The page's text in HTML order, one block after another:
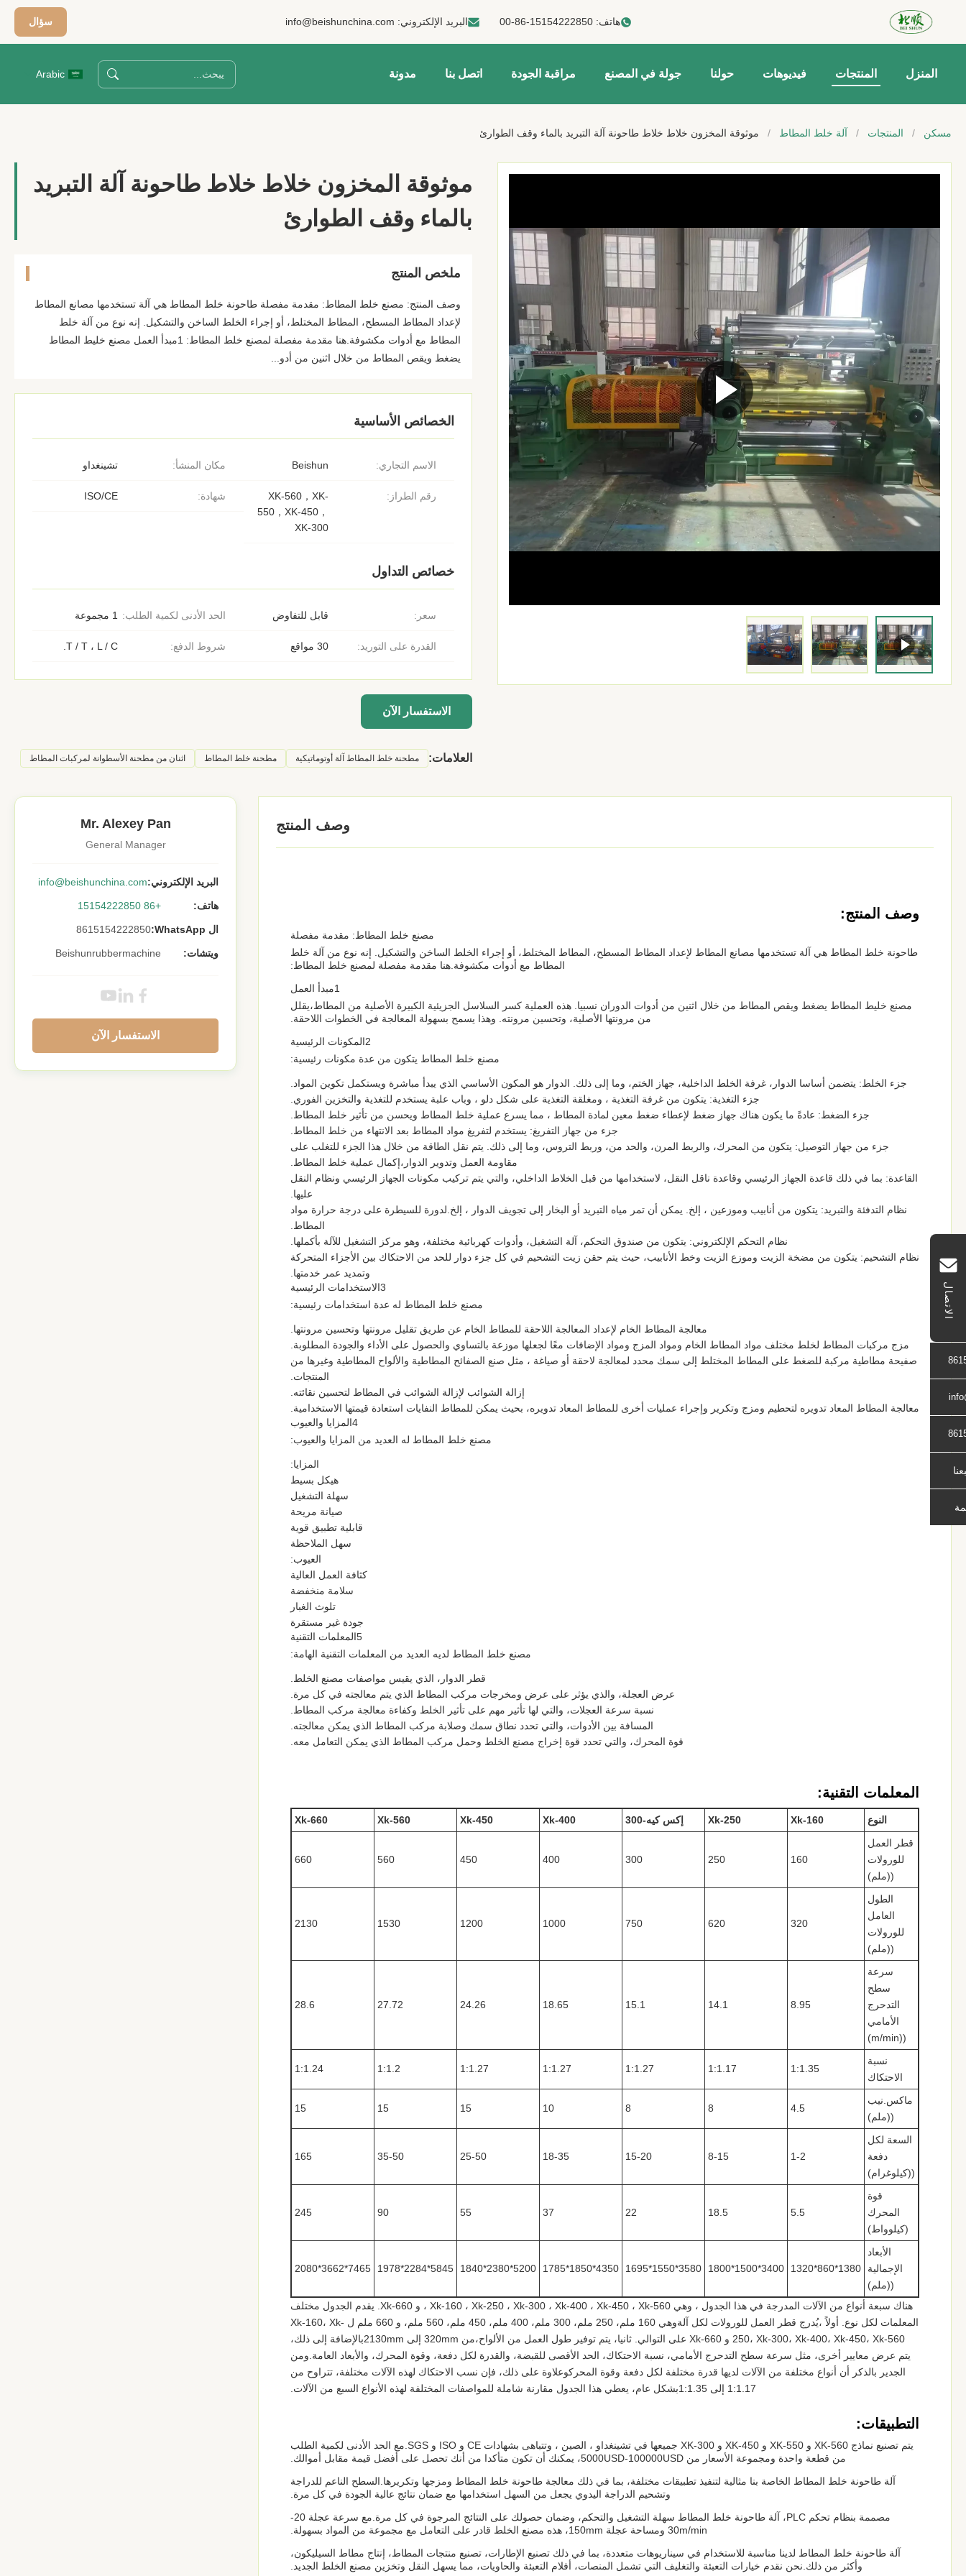
هاتف:00-86-15154222850 البريد الإلكتروني: info@beishunchina.com سؤال
المنزل المنتجات فيديوهات حولنا جولة في المصنع مراقبة الجودة اتصل بنا مدونة Arabic
الاتصال
مسكن / المنتجات / آلة خلط المطاط / موثوقة المخزون خلاط خلاط طاحونة آلة التبريد بالماء وقف الطوارئ
موثوقة المخزون خلاط خلاط طاحونة آلة التبريد
بالماء وقف الطوارئ
ملخص المنتج
وصف المنتج: مصنع خلط المطاط: مقدمة مفصلة طاحونة خلط المطاط هي آلة تستخدمها مصانع المطاط
لإعداد المطاط المسطح، المطاط المختلط، أو إجراء الخلط الساخن والتشكيل. إنه نوع من آلة خلط
المطاط مع أدوات مكشوفة.هنا مقدمة مفصلة لمصنع خلط المطاط: 1مبدأ العمل مصنع خليط المطاط
يضغط ويقص المطاط من خلال اثنين من أدو...
الخصائص الأساسية
مكان المنشأ: تشينغداو الاسم التجاري: Beishun
شهادة: ISO/CE رقم الطراز:
XK-560，XK-
550，XK-450，
XK-300
خصائص التداول
الحد الأدنى لكمية الطلب: 1 مجموعة سعر: قابل للتفاوض
شروط الدفع: T / T ، L / C. القدرة على التوريد: 30 مواقع
الاستفسار الآن
العلامات: مطحنة خلط المطاط آلة أوتوماتيكية مطحنة خلط المطاط اثنان من مطحنة الأسطوانة لمركبات المطاط
وصف المنتج
وصف المنتج:
مصنع خلط المطاط: مقدمة مفصلة
طاحونة خلط المطاط هي آلة تستخدمها مصانع المطاط لإعداد المطاط المسطح، المطاط المختلط، أو إجراء الخلط الساخن والتشكيل. إنه نوع من آلة خلط
المطاط مع أدوات مكشوفة.هنا مقدمة مفصلة لمصنع خلط المطاط:
1مبدأ العمل
مصنع خليط المطاط يضغط ويقص المطاط من خلال اثنين من أدوات الدوران نسبيا. هذه العملية كسر السلاسل الجزيئية الكبيرة الأصلية من المطاط،يقلل
من مرونتها الأصلية، وتحسين مرونته. وهذا يسمح بسهولة المعالجة في الخطوات اللاحقة.
2المكونات الرئيسية
مصنع خلط المطاط يتكون من عدة مكونات رئيسية:
جزء الخلط: يتضمن أساسا الدوار، غرفة الخلط الداخلية، جهاز الختم، وما إلى ذلك. الدوار هو المكون الأساسي الذي يبدأ مباشرة ويستكمل تكوين المواد.
جزء التغذية: يتكون من غرفة التغذية ، ومغلقة التغذية على شكل دلو ، وباب علبة يستخدم للتغذية والتخزين الفوري.
جزء الضغط: عادةً ما يكون هناك جهاز ضغط لإعطاء ضغط معين لمادة المطاط ، مما يسرع عملية خلط المطاط ويحسن من تأثير خلط المطاط.
جزء من جهاز التفريغ: يستخدم لتفريغ مواد المطاط بعد الانتهاء من خلط المطاط.
جزء من جهاز التوصيل: يتكون من المحرك، والربط المرن، والحد من، وربط التروس، وما إلى ذلك. يتم نقل الطاقة من خلال هذا الجزء للتغلب على
مقاومة العمل وتدوير الدوار،إكمال عملية خلط المطاط.
القاعدة: بما في ذلك قاعدة الجهاز الرئيسي وقاعدة ناقل النقل، لاستخدامها من قبل الخلاط الداخلي، والتي يتم تركيب مكونات الجهاز الرئيسي ونظام النقل
عليها.
نظام التدفئة والتبريد: يتكون من أنابيب وموزعين ، إلخ. يمكن أن تمر مياه التبريد أو البخار إلى تجويف الدوار ، إلخ.لدورة للسيطرة على درجة حرارة مواد
المطاط.
نظام التحكم الإلكتروني: يتكون من صندوق التحكم، آلة التشغيل، وأدوات كهربائية مختلفة، وهو مركز التشغيل للآلة بأكملها.
نظام التشحيم: يتكون من مضخة الزيت وموزع الزيت وخط الأنابيب، حيث يتم حقن زيت التشحيم في كل جزء دوار للحد من الاحتكاك بين الأجزاء المتحركة
وتمديد عمر خدمتها.
3الاستخدامات الرئيسية
مصنع خلط المطاط له عدة استخدامات رئيسية:
معالجة المطاط الخام لإعداد المعالجة اللاحقة للمطاط الخام عن طريق تقليل مرونتها وتحسين مرونتها.
مزج مركبات المطاط لخلط مختلف مواد المطاط الخام ومواد المزج ومواد الإضافات معًا لجعلها موزعة بالتساوي والحصول على الأداء والجودة المطلوبة.
صفيحة مطاطية مركبة للضغط على المطاط المختلط إلى سمك محدد لمعالجة لاحقة أو صياغة ، مثل صنع الصفائح المطاطية والألواح المطاطية وغيرها من
المنتجات.
إزالة الشوائب لإزالة الشوائب في المطاط لتحسين نقائته.
معالجة المطاط المعاد تدويره لتحطيم ومزج وتكرير وإجراء عمليات أخرى للمطاط المعاد تدويره، بحيث يمكن للمطاط النفايات استعادة قيمتها الاستخدامية.
4المزايا والعيوب
مصنع خلط المطاط له العديد من المزايا والعيوب:
المزايا:
هيكل بسيط
سهلة التشغيل
صيانة مريحة
قابلية تطبيق قوية
سهل الملاحظة
العيوب:
كثافة العمل العالية
سلامة منخفضة
تلوث الغبار
جودة غير مستقرة
5المعلمات التقنية
مصنع خلط المطاط لديه العديد من المعلمات التقنية الهامة:
قطر الدوار، الذي يقيس مواصفات مصنع الخلط.
عرض العجلة، والذي يؤثر على عرض ومخرجات مركب المطاط الذي يتم معالجته في كل مرة.
نسبة سرعة العجلات، والتي لها تأثير مهم على تأثير الخلط وكفاءة معالجة مركب المطاط.
المسافة بين الأدوات، والتي تحدد نطاق سمك وصلابة مركب المطاط الذي يمكن معالجته.
قوة المحرك، والتي تحدد قوة إخراج مصنع الخلط وحمل مركب المطاط الذي يمكن التعامل معه.
المعلمات التقنية:
النوع Xk-160
Xk-250 إكس كيه-300 Xk-400
Xk-450
Xk-560
Xk-660
قطر العمل
للورولات
((ملم)
160
250
300
400
450
560
660
الطول
العامل
للورولات
((ملم)
320
620
750
1000
1200
1530
2130
سرعة
سطح
التدحرج
الأمامي
((m/min)
8.95
14.1
15.1
18.65
24.26
27.72
28.6
نسبة
الاحتكاك
1:1.35
1:1.17
1:1.27
1:1.27
1:1.27
1:1.2
1:1.24
ماكس.نيب
((ملم)
4.5
8
8
10
15
15
15
السعة لكل
دفعة
((كيلوغرام)
1-2
8-15
15-20
18-35
25-50
35-50
165
قوة
المحرك
(كيلوواط)
5.5
18.5
22
37
55
90
245
الأبعاد
الإجمالية
((ملم)
1380*860*1320
3400*1500*1800
3580*1550*1695
4350*1850*1785
5200*2380*1840
5845*2284*1978
7465*3662*2080
هناك سبعة أنواع من الآلات المدرجة في هذا الجدول ، وهي Xk-160 ، Xk-250 ، Xk-300 ، Xk-400 ، Xk-450 ، Xk-560 ، و Xk-660. يقدم الجدول مختلف
المعلمات لكل نوع. أولاً ،يُدرج قطر العمل للورولات لكل آلةوهي 160 ملم، 250 ملم، 300 ملم، 400 ملم، 450 ملم، 560 ملم، و 660 ملم ل Xk-160، Xk-
250، Xk-300، Xk-400، Xk-450، Xk-560 و Xk-660 على التوالي. ثانيا، يتم توفير طول العمل من الألواح،من 320mm إلى 2130mmبالإضافة إلى ذلك،
يتم عرض معايير أخرى، مثل سرعة سطح التدحرج الأمامي، نسبة الاحتكاك، الحد الأقصى للقبضة، والقدرة لكل دفعة، وقوة المحرك، والأبعاد العامة.ومن
الجدير بالذكر أن أنواع مختلفة من الآلات لديها قدرة مختلفة لكل دفعة وقوة المحركوعلاوة على ذلك، فإن نسب الاحتكاك لهذه الآلات مختلفة، تتراوح من
1:1.17 إلى 1:1.35بشكل عام، يعطي هذا الجدول مقارنة شاملة للمواصفات المختلفة لهذه الأنواع السبع من الآلات.
التطبيقات:
يتم تصنيع نماذج XK-560 و XK-550 و XK-450 و XK-300 جميعها في تشينغداو ، الصين ، وتتباهى بشهادات CE و ISO و SGS.مع الحد الأدنى لكمية الطلب
من قطعة واحدة ومجموعة الأسعار من 5000USD-100000USD، يمكنك أن تكون متأكدا من أنك تحصل على أفضل قيمة مقابل أموالك.
آلة طاحونة خلط المطاط الخاصة بنا مثالية لتنفيذ تطبيقات مختلفة، بما في ذلك معالجة طاحونة خلط المطاط ومزجها وتكريرها.السطح الناعم للدراجة
وتشحيم الدراجة اليدوي يجعل من السهل استخدامها مع ضمان نتائج عالية الجودة في كل مرة.
مصممة بنظام تحكم PLC، آلة طاحونة خلط المطاط سهلة التشغيل والتحكم، وضمان حصولك على النتائج المرجوة في كل مرة.مع سرعة عجلة 20-
30m/min ومساحة عجلة 150mm، هذه مصنع الخلط قادر على التعامل مع مجموعة من المواد بسهولة.
آلة طاحونة خلط المطاط لدينا مناسبة للاستخدام في سيناريوهات متعددة، بما في ذلك تصنيع الإطارات، تصنيع منتجات المطاط، إنتاج مطاط السيليكون،
وأكثر من ذلك.نحن نقدم خيارات التعبئة والتغليف التي تشمل المنصات، أفلام التعبئة والحاويات، مما يسهل النقل وتخزين مصنع الخلط الجديد.
Mr. Alexey Pan
General Manager
البريد الإلكتروني:info@beishunchina.com
هاتف: +86 15154222850
ال WhatsApp: 8615154222850
ويتشات: Beishunrubbermachine
الاستفسار الآن